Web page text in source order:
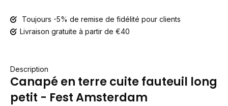
Toujours -5% de remise de fidélité pour clients
Livraison gratuite à partir de €40
Description
Canapé en terre cuite fauteuil long
petit - Fest Amsterdam